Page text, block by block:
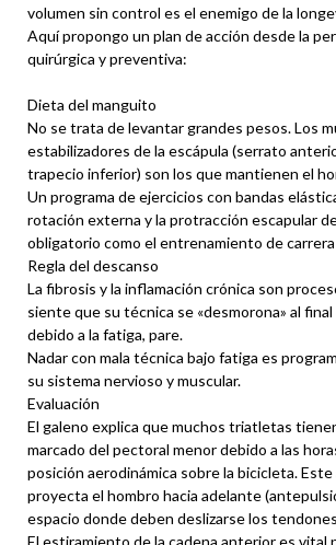
volumen sin control es el enemigo de la
Aquí propongo un plan de acción desde la
quirúrgica y preventiva:
Dieta del manguito
No se trata de levantar grandes pesos. Los
estabilizadores de la escápula (serrato
trapecio inferior) son los que mantienen el
Un programa de ejercicios con bandas
rotación externa y la protracción escapular
obligatorio como el entrenamiento de carrera
Regla del descanso
La fibrosis y la inflamación crónica son
siente que su técnica se «desmorona» al final
debido a la fatiga, pare.
Nadar con mala técnica bajo fatiga es
su sistema nervioso y muscular.
Evaluación
El galeno explica que muchos triatletas
marcado del pectoral menor debido a las
posición aerodinámica sobre la bicicleta.
proyecta el hombro hacia adelante
espacio donde deben deslizarse los
El estiramiento de la cadena anterior es vital